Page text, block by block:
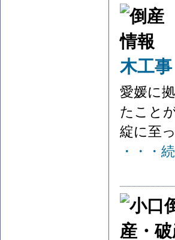
木工事
愛媛に
たこと
綻に至
・・・